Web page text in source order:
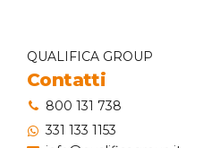
QUALIFICA GROUP
Contatti
800 131 738
331 133 1153